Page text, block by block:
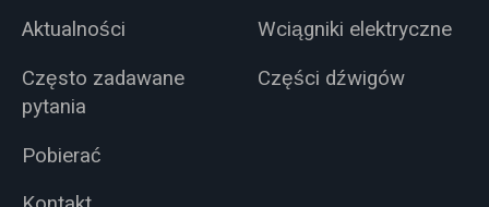
Aktualności
Często zadawane
pytania
Pobierać
Wciągniki elektryczne
Części dźwigów